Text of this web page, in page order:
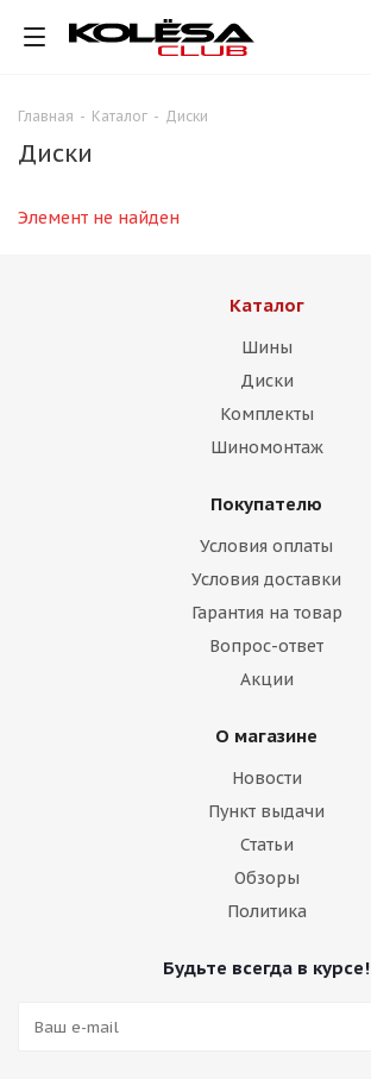
Главная - Каталог - Диски
Диски
Элемент не найден
Каталог
Шины
Диски
Комплекты
Шиномонтаж
Покупателю
Условия оплаты
Условия доставки
Гарантия на товар
Вопрос-ответ
Акции
О магазине
Новости
Пункт выдачи
Статьи
Обзоры
Политика
Будьте всегда в курсе!